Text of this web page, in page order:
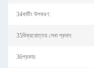
34কাটিং উপকরণ:
35বিক্রয়োত্তর সেবা প্রদান:
36প্রকার: